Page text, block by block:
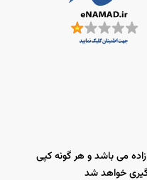
می باشد و هر گونه کپی
خواهد شد